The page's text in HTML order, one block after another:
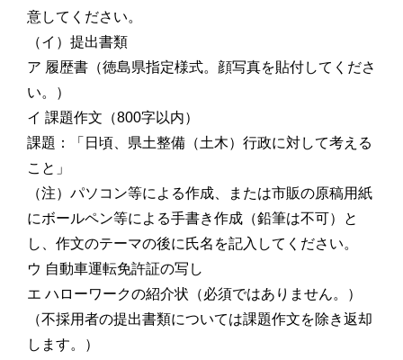
意してください。
（イ）提出書類
ア 履歴書（徳島県指定様式。顔写真を貼付してくださ
い。）
イ 課題作文（800字以内）
課題：「日頃、県土整備（土木）行政に対して考える
こと」
（注）パソコン等による作成、または市販の原稿用紙
にボールペン等による手書き作成（鉛筆は不可）と
し、作文のテーマの後に氏名を記入してください。
ウ 自動車運転免許証の写し
エ ハローワークの紹介状（必須ではありません。）
（不採用者の提出書類については課題作文を除き返却
します。）